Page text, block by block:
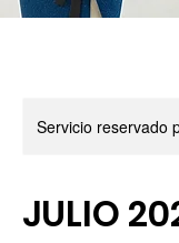
Servicio reservado
JULIO